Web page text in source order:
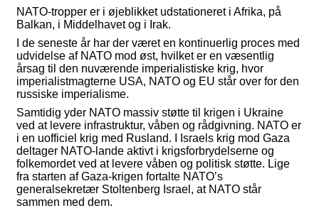
NATO-tropper er i øjeblikket udstationeret i Afrika, på
Balkan, i Middelhavet og i Irak.
I de seneste år har der været en kontinuerlig proces med
udvidelse af NATO mod øst, hvilket er en væsentlig
årsag til den nuværende imperialistiske krig, hvor
imperialistmagterne USA, NATO og EU står over for den
russiske imperialisme.
Samtidig yder NATO massiv støtte til krigen i Ukraine
ved at levere infrastruktur, våben og rådgivning. NATO er
i en uofficiel krig med Rusland. I Israels krig mod Gaza
deltager NATO-lande aktivt i krigsforbrydelserne og
folkemordet ved at levere våben og politisk støtte. Lige
fra starten af Gaza-krigen fortalte NATO’s
generalsekretær Stoltenberg Israel, at NATO står
sammen med dem.